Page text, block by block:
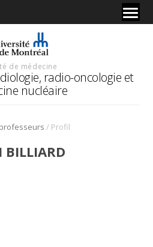
de médecine
radio-oncologie et
nucléaire
/ Profil
BILLIARD